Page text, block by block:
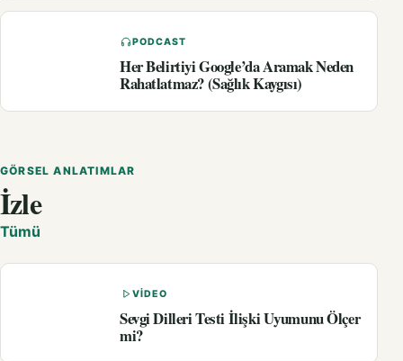
PODCAST
Her Belirtiyi Google’da Aramak Neden
Rahatlatmaz? (Sağlık Kaygısı)
GÖRSEL ANLATIMLAR
İzle
Tümü
VIDEO
Sevgi Dilleri Testi İlişki Uyumunu Ölçer
mi?